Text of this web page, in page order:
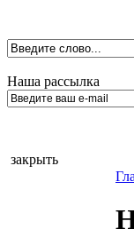
Наша рассылка
закрыть